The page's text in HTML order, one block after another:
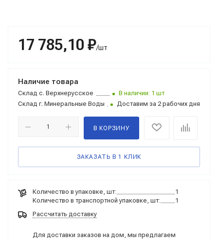
17 785,10 ₽/шт
Наличие товара
Склад с. Верхнерусское
В наличии: 1 шт
Склад г. Минеральные Воды Доставим за 2 рабочих дня
В КОРЗИНУ
ЗАКАЗАТЬ В 1 КЛИК
Количество в упаковке, шт:
1
Количество в транспортной упаковке, шт:
1
Рассчитать доставку
Для доставки заказов на дом, мы предлагаем